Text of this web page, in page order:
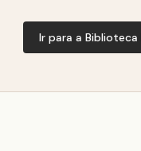
Ir para a Biblioteca